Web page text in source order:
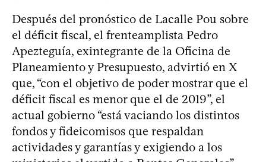
Después del pronóstico de Lacalle Pou sobre
el déficit fiscal, el frenteamplista Pedro
Apezteguía, exintegrante de la Oficina de
Planeamiento y Presupuesto, advirtió en X
que, “con el objetivo de poder mostrar que el
déficit fiscal es menor que el de 2019”, el
actual gobierno “está vaciando los distintos
fondos y fideicomisos que respaldan
actividades y garantías y exigiendo a los